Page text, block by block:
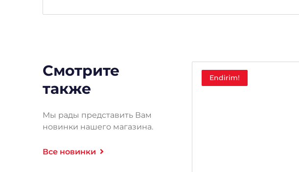
Смотрите
также
Мы рады представить Вам
новинки нашего магазина.
Все новинки
Endirim!